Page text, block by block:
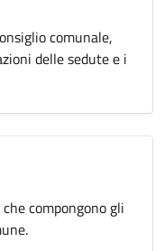
comunale,
delle sedute e i
compongono gli